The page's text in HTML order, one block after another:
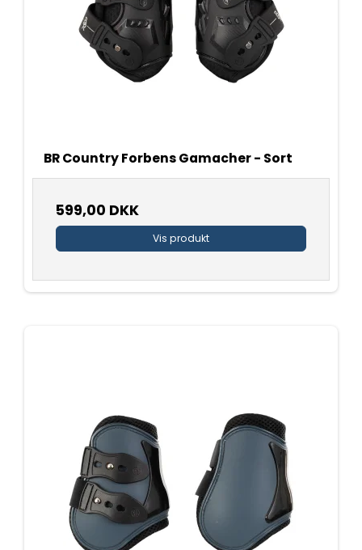
BR Country Forbens Gamacher - Sort
599,00 DKK
Vis produkt